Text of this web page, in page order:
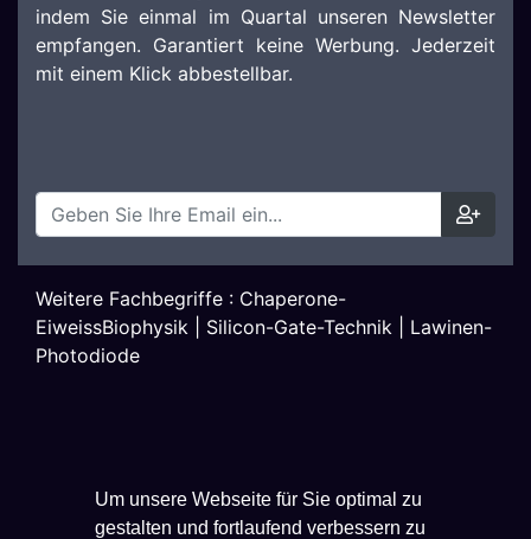
Um unsere Webseite für Sie optimal zu
gestalten und fortlaufend verbessern zu
indem Sie einmal im Quartal unseren Newsletter
empfangen. Garantiert keine Werbung. Jederzeit
mit einem Klick abbestellbar.
Weitere Fachbegriffe : Chaperone-
EiweissBiophysik
Silicon-Gate-Technik
Lawinen-
Photodiode